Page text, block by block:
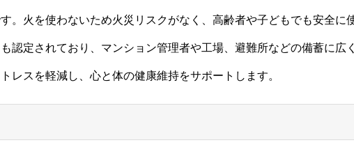
。火を使わないため火災リスクがなく、高齢者や子どもでも安全に
認定されており、マンション管理者や工場、避難所などの備蓄に広
レスを軽減し、心と体の健康維持をサポートします。